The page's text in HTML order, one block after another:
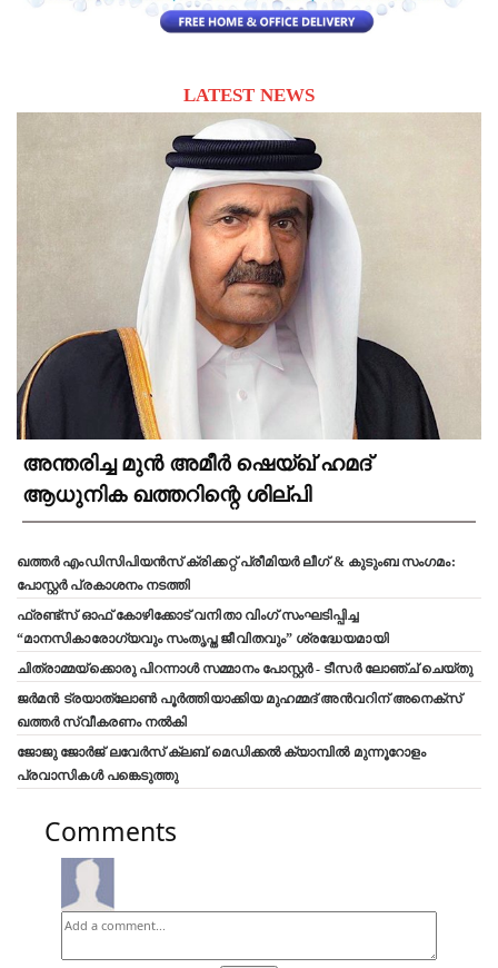
LATEST NEWS
അന്തരിച്ച മുൻ അമീർ ഷെയ്ഖ് ഹമദ്
ആധുനിക ഖത്തറിന്റെ ശില്പി
ഖത്തർ എംഡിസിപിയൻസ് ക്രിക്കറ്റ് പ്രീമിയർ ലീഗ് & കുടുംബ സംഗമം:
പോസ്റ്റർ പ്രകാശനം നടത്തി
ഫ്രണ്ട്സ് ഓഫ് കോഴിക്കോട് വനിതാ വിംഗ് സംഘടിപ്പിച്ച
“മാനസികാരോഗ്യവും സംതൃപ്ത ജീവിതവും” ശ്രദ്ധേയമായി
ചിത്രാമ്മയ്ക്കൊരു പിറന്നാൾ സമ്മാനം പോസ്റ്റർ - ടീസർ ലോഞ്ച് ചെയ്തു
ജർമൻ ട്രയാത്‌ലോൺ പൂർത്തിയാക്കിയ മുഹമ്മദ് അൻവറിന് അനെക്സ്
ഖത്തർ സ്വീകരണം നൽകി
ജോജു ജോർജ് ലവേർസ് ക്ലബ്‌ മെഡിക്കൽ ക്യാമ്പിൽ മുന്നൂറോളം
പ്രവാസികൾ പങ്കെടുത്തു
Comments